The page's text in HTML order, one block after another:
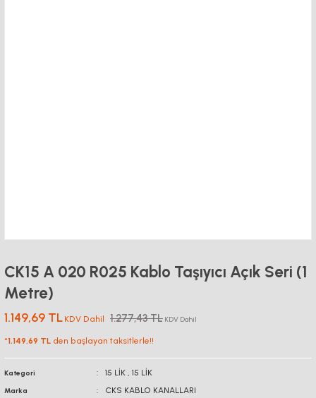
CK15 A 020 R025 Kablo Taşıyıcı Açık Seri (1
Metre)
1.149,69 TL KDV Dahil 1.277,43 TL KDV Dahil
*1.149,69 TL den başlayan taksitlerle!!
Kategori 15 LİK , 15 LİK
Marka CKS KABLO KANALLARI